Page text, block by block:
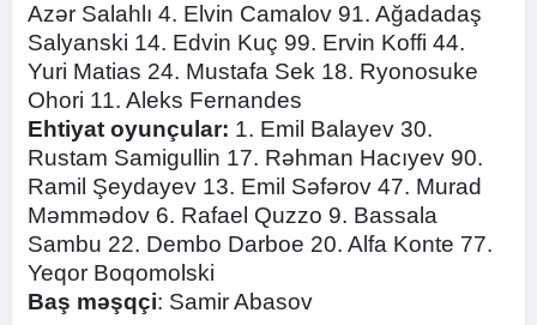
Azər Salahlı 4. Elvin Camalov 91. Ağadadaş
Salyanski 14. Edvin Kuç 99. Ervin Koffi 44.
Yuri Matias 24. Mustafa Sek 18. Ryonosuke
Ohori 11. Aleks Fernandes
Ehtiyat oyunçular: 1. Emil Balayev 30.
Rustam Samigullin 17. Rəhman Hacıyev 90.
Ramil Şeydayev 13. Emil Səfərov 47. Murad
Məmmədov 6. Rafael Quzzo 9. Bassala
Sambu 22. Dembo Darboe 20. Alfa Konte 77.
Yeqor Boqomolski
Baş məşqçi: Samir Abasov